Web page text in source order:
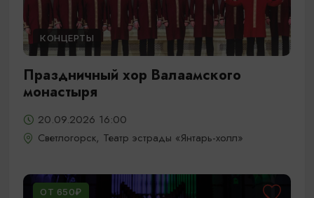
КОНЦЕРТЫ
Праздничный хор Валаамского
монастыря
20.09.2026 16:00
Светлогорск, Театр эстрады «Янтарь-холл»
ОТ 650₽